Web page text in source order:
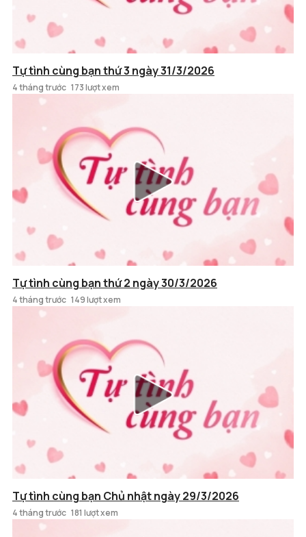
Tự tình cùng bạn thứ 3 ngày 31/3/2026
4 tháng trước 173 lượt xem
Tự tình cùng bạn thứ 2 ngày 30/3/2026
4 tháng trước 149 lượt xem
Tự tình cùng bạn Chủ nhật ngày 29/3/2026
4 tháng trước 181 lượt xem